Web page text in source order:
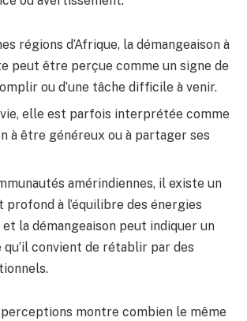
régions d’Afrique, la démangeaison à
peut être perçue comme un signe de
ou d’une tâche difficile à venir.
elle est parfois interprétée comme
à être généreux ou à partager ses
amérindiennes, il existe un
profond à l’équilibre des énergies
la démangeaison peut indiquer un
convient de rétablir par des
montre combien le même